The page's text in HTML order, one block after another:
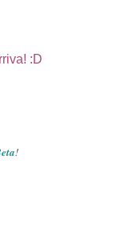
:D
!